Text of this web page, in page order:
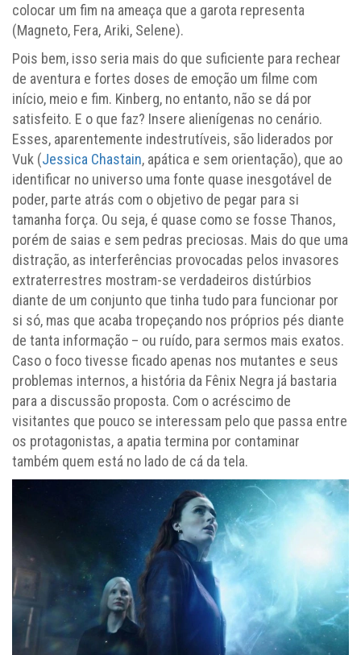
colocar um fim na ameaça que a garota representa
(Magneto, Fera, Ariki, Selene).
Pois bem, isso seria mais do que suficiente para rechear
de aventura e fortes doses de emoção um filme com
início, meio e fim. Kinberg, no entanto, não se dá por
satisfeito. E o que faz? Insere alienígenas no cenário.
Esses, aparentemente indestrutíveis, são liderados por
Vuk (Jessica Chastain, apática e sem orientação), que ao
identificar no universo uma fonte quase inesgotável de
poder, parte atrás com o objetivo de pegar para si
tamanha força. Ou seja, é quase como se fosse Thanos,
porém de saias e sem pedras preciosas. Mais do que uma
distração, as interferências provocadas pelos invasores
extraterrestres mostram-se verdadeiros distúrbios
diante de um conjunto que tinha tudo para funcionar por
si só, mas que acaba tropeçando nos próprios pés diante
de tanta informação – ou ruído, para sermos mais exatos.
Caso o foco tivesse ficado apenas nos mutantes e seus
problemas internos, a história da Fênix Negra já bastaria
para a discussão proposta. Com o acréscimo de
visitantes que pouco se interessam pelo que passa entre
os protagonistas, a apatia termina por contaminar
também quem está no lado de cá da tela.